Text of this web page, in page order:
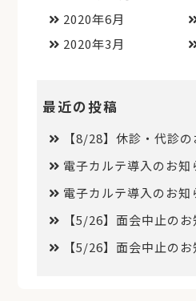
2020年6月
2020年3月
最近の投稿
【8/28】休診・代診
電子カルテ導入のお知
電子カルテ導入のお知
【5/26】面会中止の
【5/26】面会中止の